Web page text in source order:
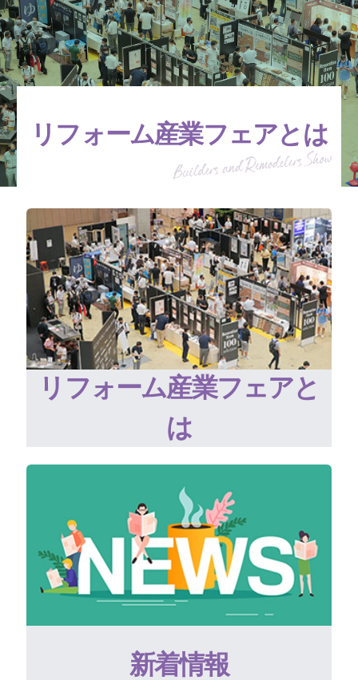
リフォーム産業フェアとは
リフォーム産業フェアと
は
新着情報